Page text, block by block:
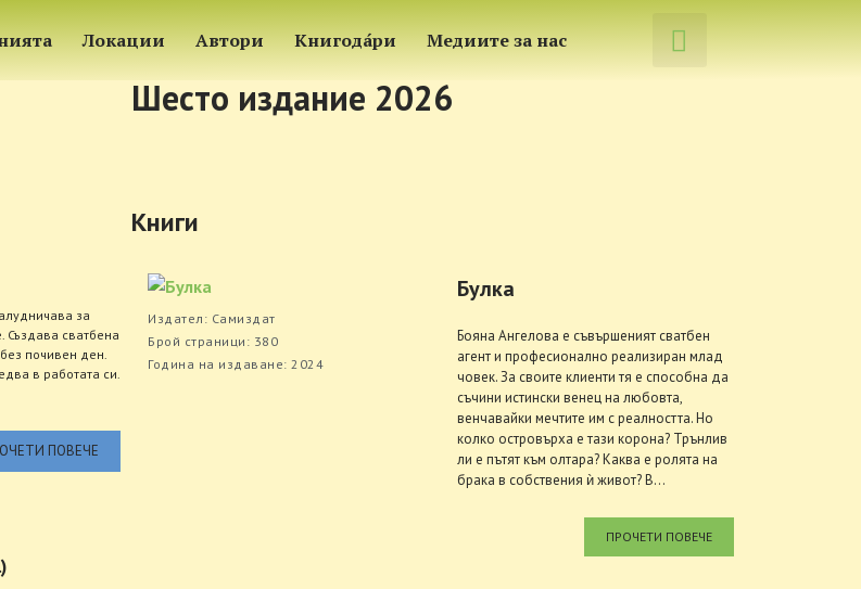
Локации Автори Книгода́ри Медиите за нас
Шесто издание 2026
за
Създава сватбена
почивен ден.
в работата си.
ПОВЕЧЕ
Книги
Издател: Самиздат
Брой страници: 380
Година на издаване: 2024
Булка
Бояна Ангелова е съвършеният сватбен
агент и професионално реализиран млад
човек. За своите клиенти тя е способна да
съчини истински венец на любовта,
венчавайки мечтите им с реалността. Но
колко островърха е тази корона? Трънлив
ли е пътят към олтара? Каква е ролята на
брака в собствения ѝ живот? В...
ПРОЧЕТИ ПОВЕЧЕ